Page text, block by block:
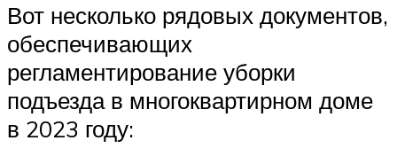
Вот несколько рядовых документов,
обеспечивающих
регламентирование уборки
подъезда в многоквартирном доме
в 2023 году: